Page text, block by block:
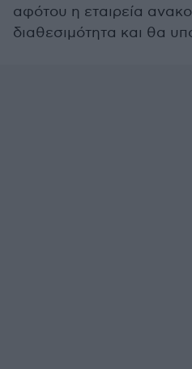
αφότου η εταιρεία
διαθεσιμότητα και θα